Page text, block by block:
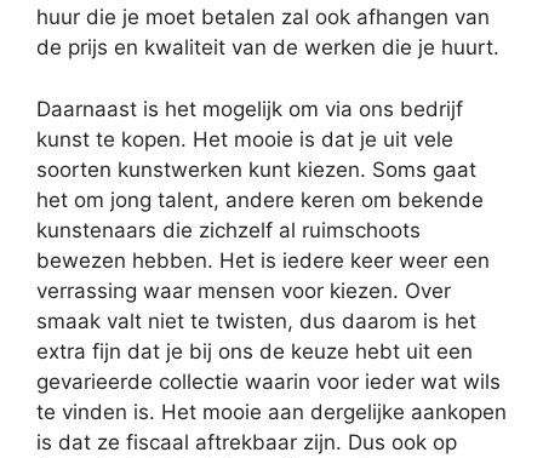
huur die je moet betalen zal ook afhangen van
de prijs en kwaliteit van de werken die je huurt.
Daarnaast is het mogelijk om via ons bedrijf
kunst te kopen. Het mooie is dat je uit vele
soorten kunstwerken kunt kiezen. Soms gaat
het om jong talent, andere keren om bekende
kunstenaars die zichzelf al ruimschoots
bewezen hebben. Het is iedere keer weer een
verrassing waar mensen voor kiezen. Over
smaak valt niet te twisten, dus daarom is het
extra fijn dat je bij ons de keuze hebt uit een
gevarieerde collectie waarin voor ieder wat wils
te vinden is. Het mooie aan dergelijke aankopen
is dat ze fiscaal aftrekbaar zijn. Dus ook op